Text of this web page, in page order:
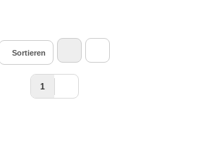
Sortieren
1